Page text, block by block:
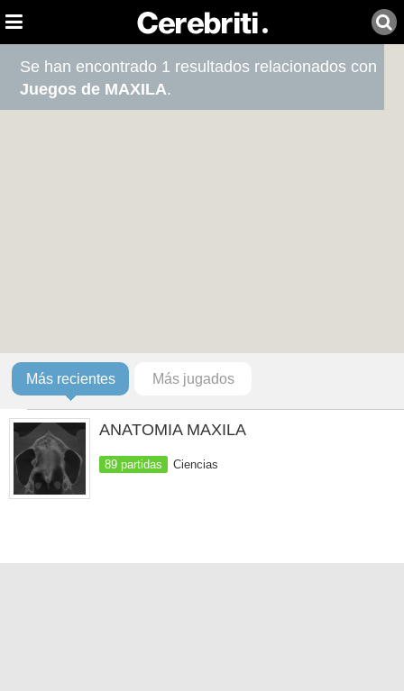
Se han encontrado 1 resultados relacionados con
Juegos de MAXILA.
Más recientes Más jugados
ANATOMIA MAXILA
89 partidas Ciencias